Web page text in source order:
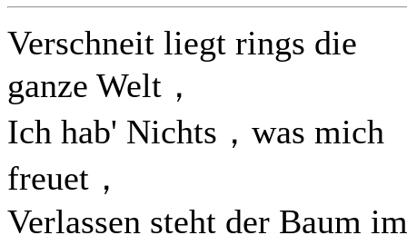
Verschneit liegt rings die
ganze Welt，
Ich hab' Nichts，was mich
freuet，
Verlassen steht der Baum im